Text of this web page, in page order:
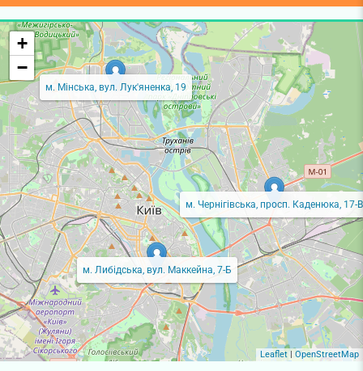
м. Мінська, вул. Лук'яненка, 19
м. Либідська, вул. Маккейна, 7-Б
м. Чернігівська, просп. Каденюка, 17-В
+
−
Leaflet| OpenStreetMap